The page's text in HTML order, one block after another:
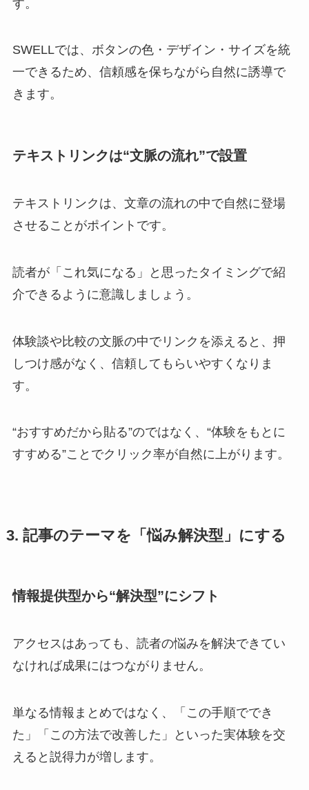
す。
SWELLでは、ボタンの色・デザイン・サイズを統
一できるため、信頼感を保ちながら自然に誘導で
きます。
テキストリンクは“文脈の流れ”で設置
テキストリンクは、文章の流れの中で自然に登場
させることがポイントです。
読者が「これ気になる」と思ったタイミングで紹
介できるように意識しましょう。
体験談や比較の文脈の中でリンクを添えると、押
しつけ感がなく、信頼してもらいやすくなりま
す。
“おすすめだから貼る”のではなく、“体験をもとに
すすめる”ことでクリック率が自然に上がります。
3. 記事のテーマを「悩み解決型」にする
情報提供型から“解決型”にシフト
アクセスはあっても、読者の悩みを解決できてい
なければ成果にはつながりません。
単なる情報まとめではなく、「この手順ででき
た」「この方法で改善した」といった実体験を交
えると説得力が増します。